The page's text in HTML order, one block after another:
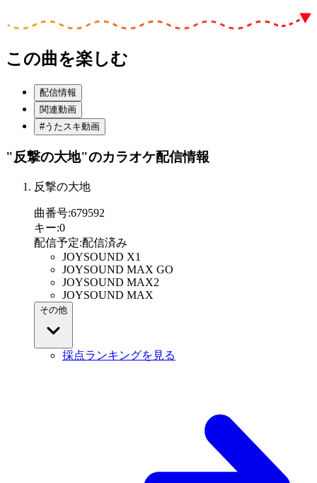
この曲を楽しむ
配信情報
関連動画
#うたスキ動画
"反撃の大地"のカラオケ配信情報
反撃の大地
曲番号:679592
キー:0
配信予定:配信済み
JOYSOUND X1
JOYSOUND MAX GO
JOYSOUND MAX2
JOYSOUND MAX
その他
採点ランキングを見る